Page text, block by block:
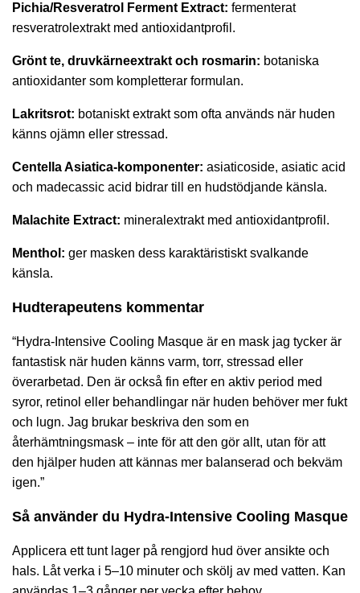
Pichia/Resveratrol Ferment Extract: fermenterat
resveratrolextrakt med antioxidantprofil.
Grönt te, druvkärneextrakt och rosmarin: botaniska
antioxidanter som kompletterar formulan.
Lakritsrot: botaniskt extrakt som ofta används när huden
känns ojämn eller stressad.
Centella Asiatica-komponenter: asiaticoside, asiatic acid
och madecassic acid bidrar till en hudstödjande känsla.
Malachite Extract: mineralextrakt med antioxidantprofil.
Menthol: ger masken dess karaktäristiskt svalkande
känsla.
Hudterapeutens kommentar
“Hydra-Intensive Cooling Masque är en mask jag tycker är
fantastisk när huden känns varm, torr, stressad eller
överarbetad. Den är också fin efter en aktiv period med
syror, retinol eller behandlingar när huden behöver mer fukt
och lugn. Jag brukar beskriva den som en
återhämtningsmask – inte för att den gör allt, utan för att
den hjälper huden att kännas mer balanserad och bekväm
igen.”
Så använder du Hydra-Intensive Cooling Masque
Applicera ett tunt lager på rengjord hud över ansikte och
hals. Låt verka i 5–10 minuter och skölj av med vatten. Kan